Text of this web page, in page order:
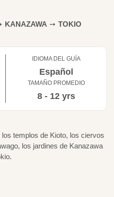
KANAZAWA ➙ TOKIO
IDIOMA DEL GUÍA
Español
TAMAÑO PROMEDIO
8 - 12 yrs
templos de Kioto, los ciervos
los jardines de Kanazawa